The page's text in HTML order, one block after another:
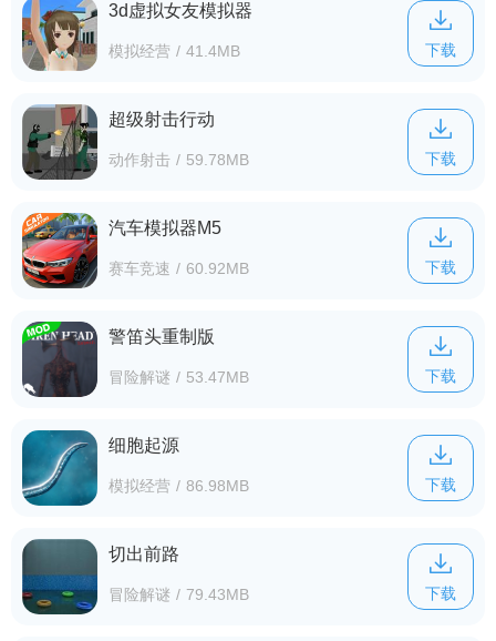
3d虚拟女友模拟器
模拟经营 / 41.4MB 下载
超级射击行动
动作射击 / 59.78MB 下载
汽车模拟器M5
赛车竞速 / 60.92MB 下载
警笛头重制版
冒险解谜 / 53.47MB 下载
细胞起源
模拟经营 / 86.98MB 下载
切出前路
冒险解谜 / 79.43MB 下载